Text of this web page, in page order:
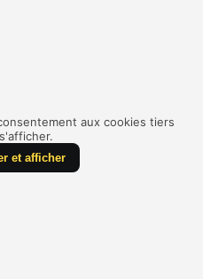
aux cookies tiers
et afficher